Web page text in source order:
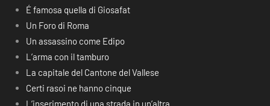
É famosa quella di Giosafat
Un Foro di Roma
Un assassino come Edipo
L’arma con il tamburo
La capitale del Cantone del Vallese
Certi rasoi ne hanno cinque
L’inserimento di una strada in un’altra